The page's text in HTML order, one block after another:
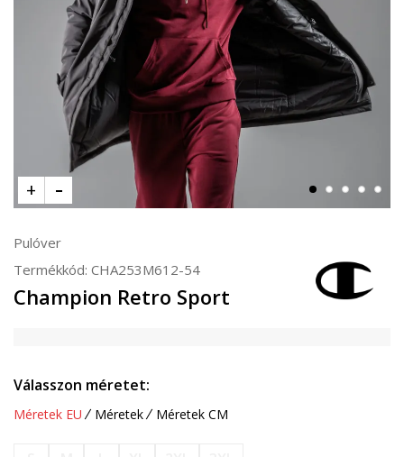
Pulóver
Termékkód: CHA253M612-54
Champion Retro Sport
Válasszon méretet:
Méretek EU Méretek Méretek CM